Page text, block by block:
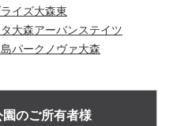
イズ大森東
大森アーバンステイツ
パークノヴァ大森
園のご所有者様